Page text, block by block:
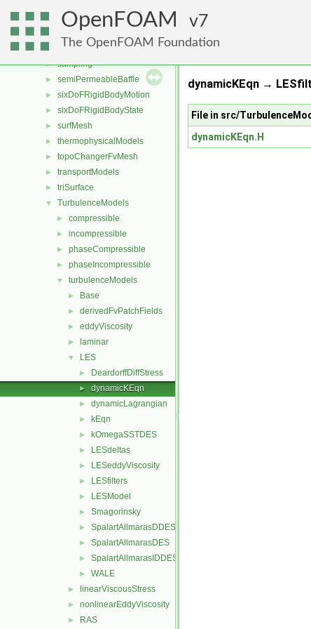
OpenFOAM 7
The OpenFOAM Foundation
rigidBodyDynamics
► rigidBodyMeshMotion
► rigidBodyState
► sampling
► semiPermeableBaffle
► sixDoFRigidBodyMotion
► sixDoFRigidBodyState
► surfMesh
► thermophysicalModels
► topoChangerFvMesh
► transportModels
► triSurface
▼ TurbulenceModels
► compressible
► incompressible
► phaseCompressible
► phaseIncompressible
▼ turbulenceModels
► Base
► derivedFvPatchFields
► eddyViscosity
► laminar
▼ LES
► DeardorffDiffStress
► dynamicKEqn
► dynamicLagrangian
► kEqn
► kOmegaSSTDES
► LESdeltas
► LESeddyViscosity
► LESfilters
► LESModel
► Smagorinsky
► SpalartAllmarasDDES
► SpalartAllmarasDES
► SpalartAllmarasIDDES
► WALE
► linearViscousStress
► nonlinearEddyViscosity
► RAS
dynamicKEqn →
File in src/
dynamicKEqn.H